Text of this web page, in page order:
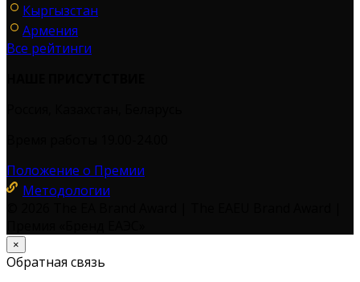
Кыргызстан
Армения
Все рейтинги
Положение о Премии
Методологии
×
Обратная связь